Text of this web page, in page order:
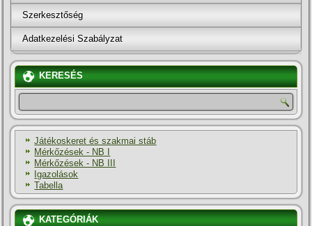
Szerkesztőség
Adatkezelési Szabályzat
KERESÉS
Játékoskeret és szakmai stáb
Mérkőzések - NB I
Mérkőzések - NB III
Igazolások
Tabella
KATEGÓRIÁK